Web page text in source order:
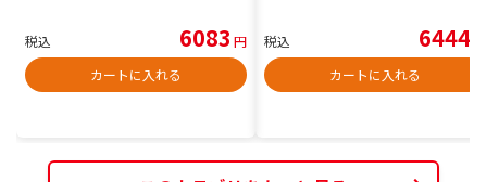
税込 6083 円
カートに入れる
税込 6444
カートに入れる